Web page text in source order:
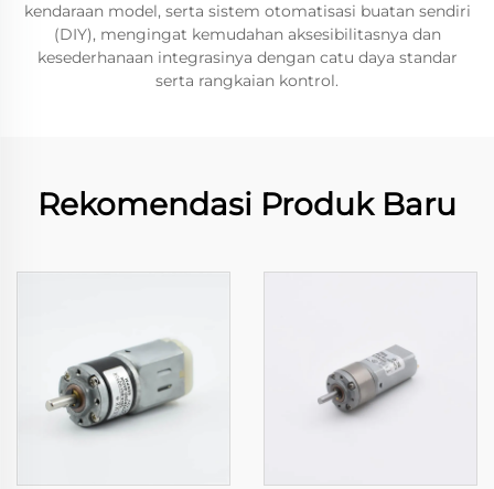
kendaraan model, serta sistem otomatisasi buatan sendiri
(DIY), mengingat kemudahan aksesibilitasnya dan
kesederhanaan integrasinya dengan catu daya standar
serta rangkaian kontrol.
Rekomendasi Produk Baru